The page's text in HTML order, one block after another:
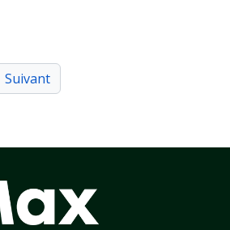
Suivant